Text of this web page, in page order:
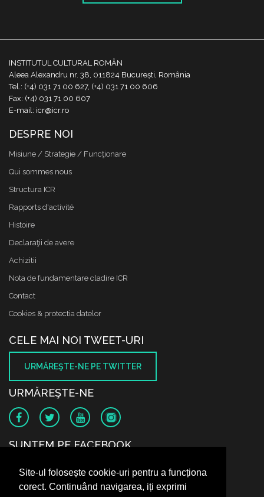
Site-ul folosește cookie-uri pentru a funcționa
corect. Continuând navigarea, iți exprimi
INSTITUTUL CULTURAL ROMÂN
Aleea Alexandru nr. 38, 011824 București, România
Tel.: (+4) 031 71 00 627, (+4) 031 71 00 606
Fax: (+4) 031 71 00 607
E-mail: icr@icr.ro
DESPRE NOI
Misiune / Strategie / Funcţionare
Qui sommes nous
Structura ICR
Rapports d'activité
Histoire
Declaraţii de avere
Achizitii
Nota de fundamentare cladire ICR
Contact
Cookies & protectia datelor
CELE MAI NOI TWEET-URI
URMĂREŞTE-NE PE TWITTER
URMĂREŞTE-NE
SUNTEM PE FACEBOOK